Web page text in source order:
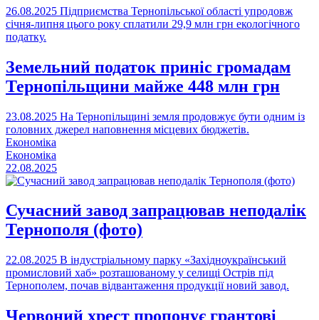
26.08.2025 Підприємства Тернопільської області упродовж
січня-липня цього року сплатили 29,9 млн грн екологічного
податку.
Земельний податок приніс громадам
Тернопільщини майже 448 млн грн
23.08.2025 На Тернопільщині земля продовжує бути одним із
головних джерел наповнення місцевих бюджетів.
Економіка
Економіка
22.08.2025
Сучасний завод запрацював неподалік
Тернополя (фото)
22.08.2025 В індустріальному парку «Західноукраїнський
промисловий хаб» розташованому у селищі Острів під
Тернополем, почав відвантаження продукції новий завод.
Червоний хрест пропонує грантові